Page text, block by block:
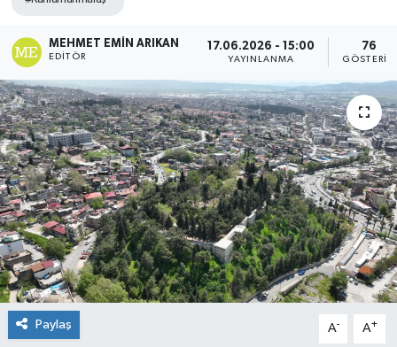
MEHMET EMIN ARIKAN
EDITÖR
17.06.2026 - 15:00
YAYINLANMA
76
GÖSTERIM
Paylaş A- A+